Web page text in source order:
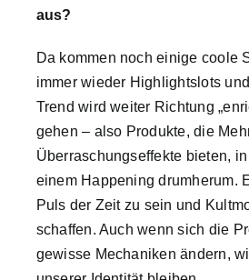
aus?
Da kommen noch einige coole
immer wieder Highlightslots
Trend wird weiter Richtung
gehen – also Produkte, die
Überraschungseffekte bieten,
einem Happening drumherum.
Puls der Zeit zu sein und
schaffen. Auch wenn sich die
gewisse Mechaniken ändern,